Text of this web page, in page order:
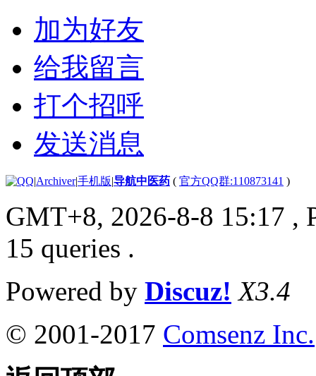
加为好友
给我留言
打个招呼
发送消息
|Archiver|手机版|导航中医药 ( 官方QQ群:110873141 )
GMT+8, 2026-8-8 15:17 ,
15 queries .
Powered by Discuz! X3.4
© 2001-2017 Comsenz Inc.